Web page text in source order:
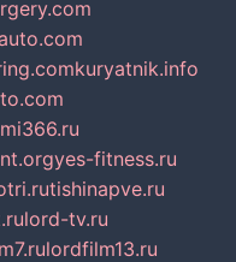
kuryatnik.info
yes-fitness.ru
tishinapve.ru
lord-tv.ru
lordfilm13.ru